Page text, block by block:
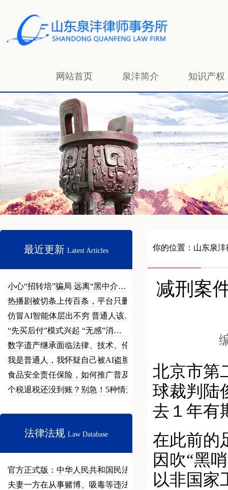
网站首页 泉沣简介 知识产权
招贤纳士
最近更新 Latest Articles
小心“招转培”骗局 远离“黑中介…
热播剧被切条上传百条，平台只删不…
仿冒AI智能体层出不穷 普通人该…
“先买后付”模式兴起 “无感”消…
数字遗产继承面临法律、技术、伦理…
我是普通人，我怀疑自己被AI盗脸…
食品安全责任保险，如何推广普及？
个税退税还没到账？别急！5种情形…
法律法规 Law Database
官方正式版：中华人民共和国民法总…
夫妻一方在从事赌博、吸毒等违法犯…
你的位置： 山东泉
减刑案
北京市第
球裁判陆
去１年有
在此前的
因吹“黑
以非国家